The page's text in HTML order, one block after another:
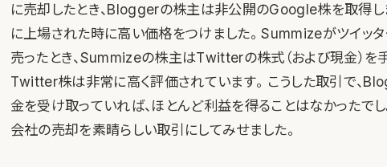
に売却したとき、Bloggerの株主は非公開のGoogle株を取得
に上場された時に高い価格をつけました。 Summizeがツイッ
売ったとき、Summizeの株主はTwitterの株式（および現金）を
Twitter株は非常に高く評価されています。 こうした取引で、
金を受け取っていれば、ほとんど利益を得ることはなかったでし
会社の売却を素晴らしい取引にしてみせました。